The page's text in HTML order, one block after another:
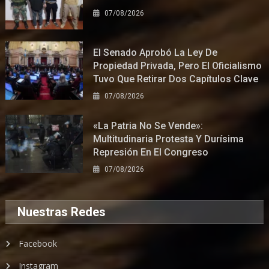
07/08/2026
El Senado Aprobó La Ley De
Propiedad Privada, Pero El Oficialismo
Tuvo Que Retirar Dos Capítulos Clave
07/08/2026
«La Patria No Se Vende»:
Multitudinaria Protesta Y Durísima
Represión En El Congreso
07/08/2026
Nuestras Redes
Facebook
Instagram